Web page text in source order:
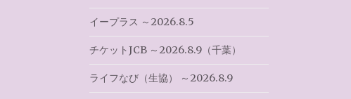
イープラス ～2026.8.5
チケットJCB ～2026.8.9（千葉）
ライフなび（生協） ～2026.8.9